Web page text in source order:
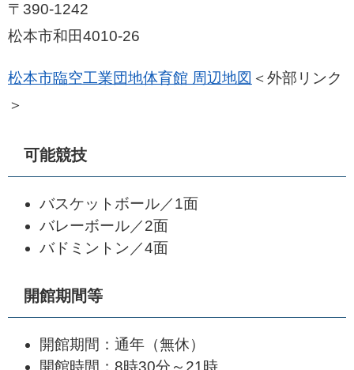
〒390-1242
松本市和田4010-26
松本市臨空工業団地体育館 周辺地図 ＜外部リンク
＞
可能競技
バスケットボール／1面
バレーボール／2面
バドミントン／4面
開館期間等
開館期間：通年（無休）
開館時間：8時30分～21時